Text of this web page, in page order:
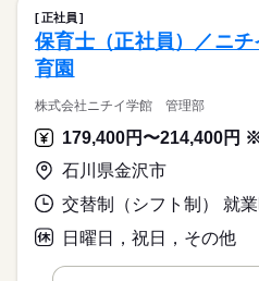
正社員
保育士（正社員）／ニ
育園
株式会社ニチイ学館 管理部
石川県金沢市
日曜日，祝日，その他